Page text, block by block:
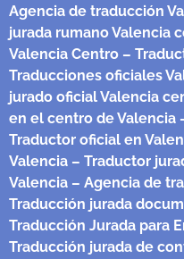
Agencia de traducción
jurada rumano Valencia
Valencia Centro –
Traducciones oficiales
jurado oficial Valencia
en el centro de Valencia
Traductor oficial en
Valencia – Traductor
Valencia – Agencia de
Traducción jurada
Traducción Jurada para
Traducción jurada de